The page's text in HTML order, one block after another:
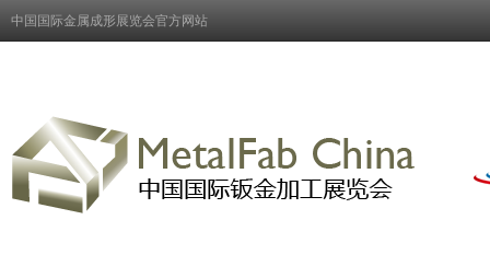
中国国际金属成形展览会官方网站